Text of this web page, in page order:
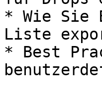
* Wie Sie
Liste
* Best